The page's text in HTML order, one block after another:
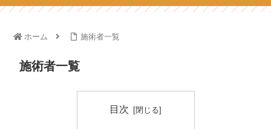
ホーム 施術者一覧
施術者一覧
目次